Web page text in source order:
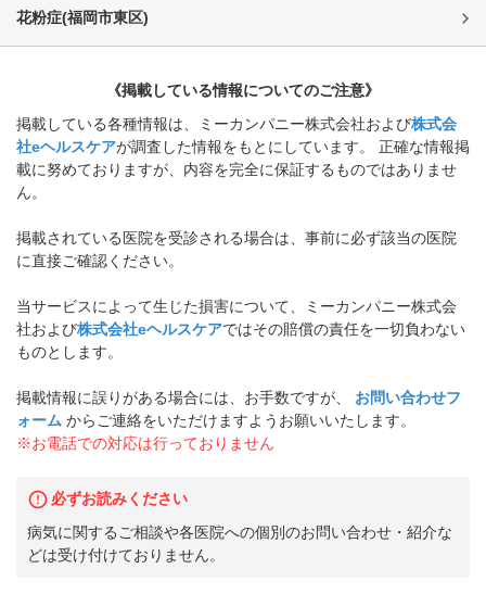
花粉症(福岡市東区)
《掲載している情報についてのご注意》
掲載している各種情報は、ミーカンパニー株式会社および株式会
社eヘルスケアが調査した情報をもとにしています。 正確な情報掲
載に努めておりますが、内容を完全に保証するものではありませ
ん。
掲載されている医院を受診される場合は、事前に必ず該当の医院
に直接ご確認ください。
当サービスによって生じた損害について、ミーカンパニー株式会
社および株式会社eヘルスケアではその賠償の責任を一切負わない
ものとします。
掲載情報に誤りがある場合には、お手数ですが、
お問い合わせフ
ォーム からご連絡をいただけますようお願いいたします。
※お電話での対応は行っておりません
必ずお読みください
病気に関するご相談や各医院への個別のお問い合わせ・紹介な
どは受け付けておりません。